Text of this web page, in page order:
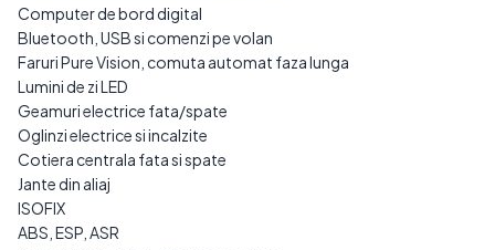
Computer de bord digital
Bluetooth, USB si comenzi pe volan
Faruri Pure Vision, comuta automat faza lunga
Lumini de zi LED
Geamuri electrice fata/spate
Oglinzi electrice si incalzite
Cotiera centrala fata si spate
Jante din aliaj
ISOFIX
ABS, ESP, ASR